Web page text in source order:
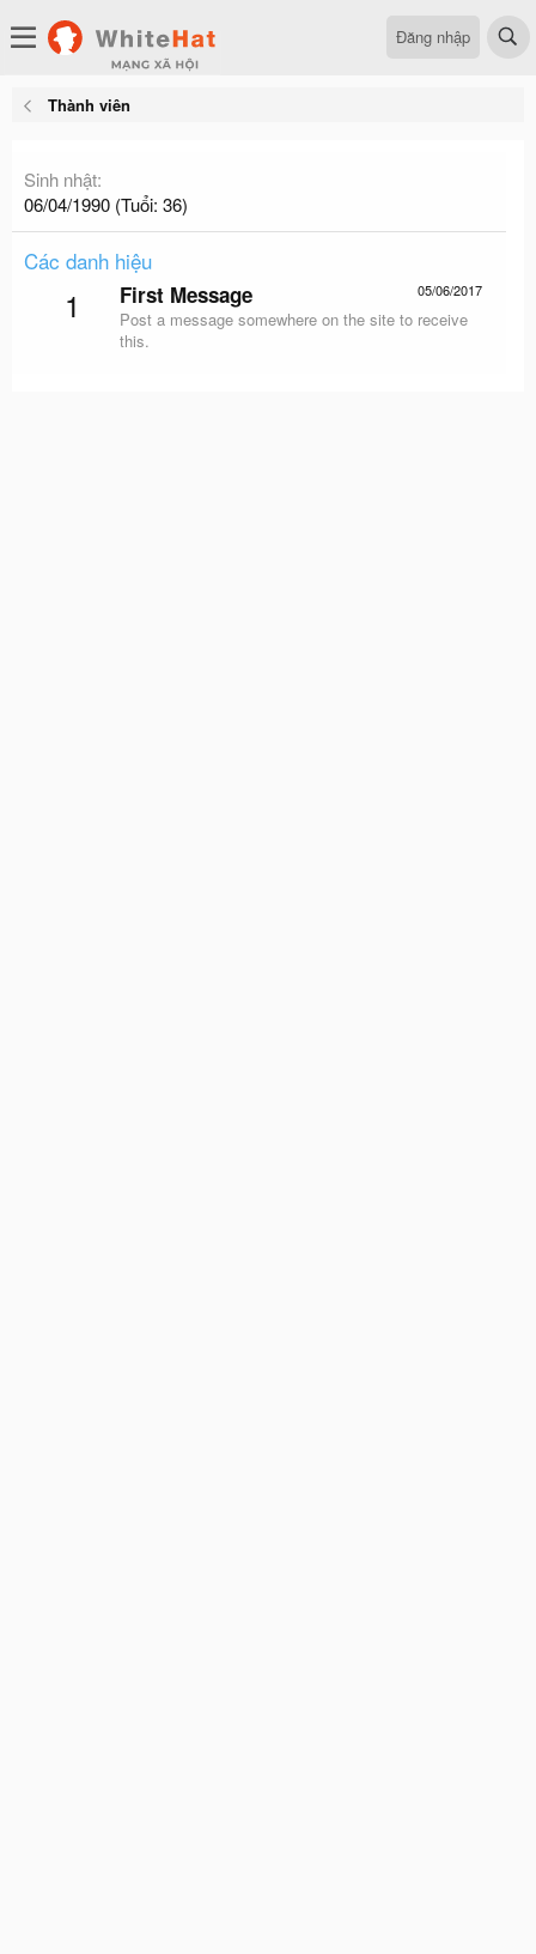
Đăng nhập
Thành viên
Sinh nhật
06/04/1990 (Tuổi: 36)
Các danh hiệu
1 05/06/2017
First Message
Post a message somewhere on the site to receive
this.